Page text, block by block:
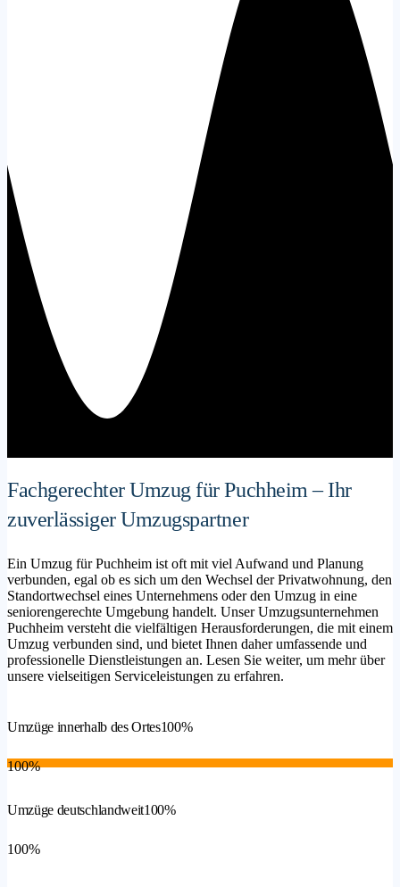
Fachgerechter Umzug für Puchheim – Ihr
zuverlässiger Umzugspartner
Ein Umzug für Puchheim ist oft mit viel Aufwand und Planung
verbunden, egal ob es sich um den Wechsel der Privatwohnung, den
Standortwechsel eines Unternehmens oder den Umzug in eine
seniorengerechte Umgebung handelt. Unser Umzugsunternehmen
Puchheim versteht die vielfältigen Herausforderungen, die mit einem
Umzug verbunden sind, und bietet Ihnen daher umfassende und
professionelle Dienstleistungen an. Lesen Sie weiter, um mehr über
unsere vielseitigen Serviceleistungen zu erfahren.
Umzüge innerhalb des Ortes100%
100%
Umzüge deutschlandweit100%
100%